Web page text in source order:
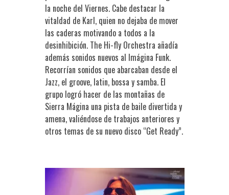
la noche del Viernes. Cabe destacar la
vitaldad de Karl, quien no dejaba de mover
las caderas motivando a todos a la
desinhibición. The Hi-fly Orchestra añadía
además sonidos nuevos al Imágina Funk.
Recorrían sonidos que abarcaban desde el
Jazz, el groove, latin, bossa y samba. El
grupo logró hacer de las montañas de
Sierra Mágina una pista de baile divertida y
amena, valiéndose de trabajos anteriores y
otros temas de su nuevo disco “Get Ready”.